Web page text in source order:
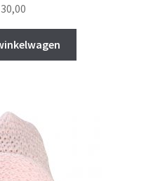
30,00
prijs
is:
€ 30,00.